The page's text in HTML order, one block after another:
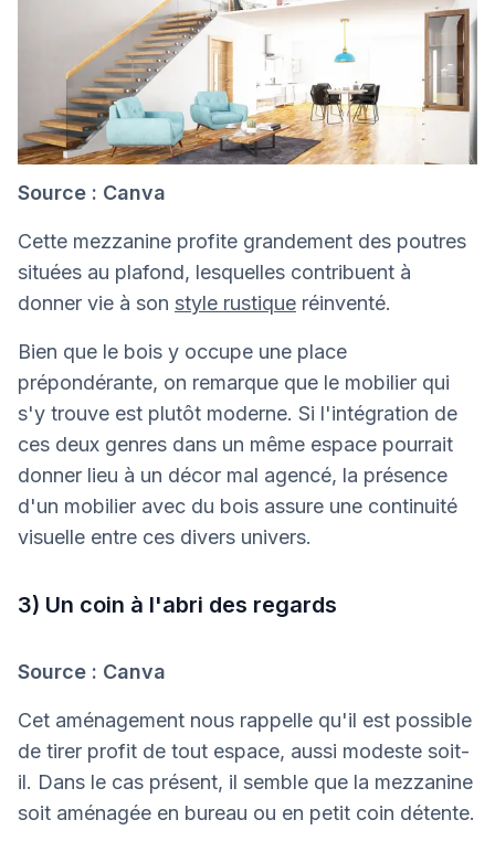
Source : Canva
Cette mezzanine profite grandement des poutres
situées au plafond, lesquelles contribuent à
donner vie à son style rustique réinventé.
Bien que le bois y occupe une place
prépondérante, on remarque que le mobilier qui
s'y trouve est plutôt moderne. Si l'intégration de
ces deux genres dans un même espace pourrait
donner lieu à un décor mal agencé, la présence
d'un mobilier avec du bois assure une continuité
visuelle entre ces divers univers.
3) Un coin à l'abri des regards
Source : Canva
Cet aménagement nous rappelle qu'il est possible
de tirer profit de tout espace, aussi modeste soit-
il. Dans le cas présent, il semble que la mezzanine
soit aménagée en bureau ou en petit coin détente.